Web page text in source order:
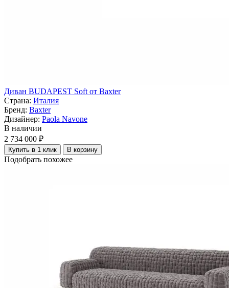
Диван BUDAPEST Soft от Baxter
Страна: Италия
Бренд: Baxter
Дизайнер: Paola Navone
В наличии
2 734 000 ₽
Купить в 1 клик В корзину
Подобрать похожее